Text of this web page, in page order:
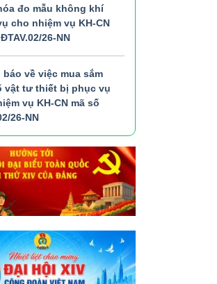
đo mẫu không khí
cho nhiệm vụ KH-CN
26-NN
báo về việc mua sắm
vật tư thiết bị phục vụ
vụ KH-CN mã số
26-NN